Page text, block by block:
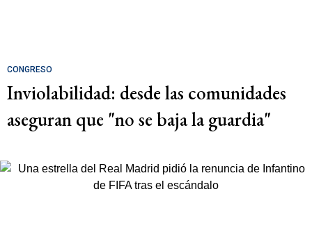
CONGRESO
Inviolabilidad: desde las comunidades
aseguran que "no se baja la guardia"